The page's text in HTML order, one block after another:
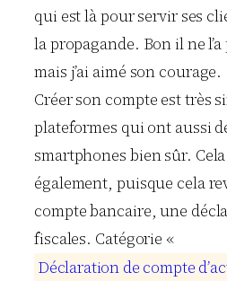
qui est là pour servir ses
la propagande. Bon il ne
mais j’ai aimé son courage.
Créer son compte est très
plateformes qui ont aussi
smartphones bien sûr.
également, puisque cela
compte bancaire, une
fiscales. Catégorie «
Déclaration de compte d’ac